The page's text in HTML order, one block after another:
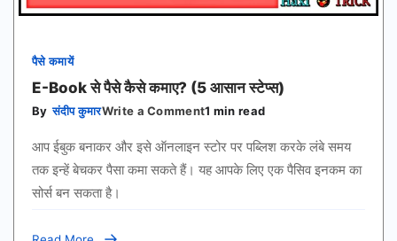
पैसे कमायें
E-Book से पैसे कैसे कमाए? (5 आसान स्टेप्स)
By संदीप कुमारWrite a Commenton
Book
से
पैसे
1 min read
आप ईबुक बनाकर और इसे ऑनलाइन स्टोर पर पब्लिश करके लंबे समय
तक इन्हें बेचकर पैसा कमा सकते हैं। यह आपके लिए एक पैसिव इनकम का
सोर्स बन सकता है।